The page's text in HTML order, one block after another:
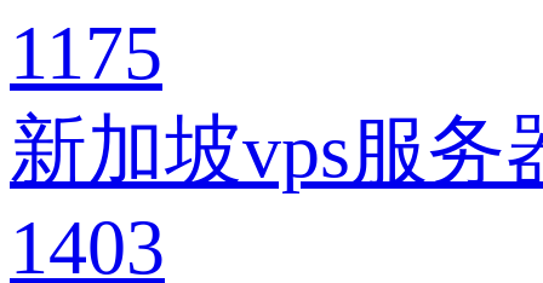
1175
新加坡vps服
1403